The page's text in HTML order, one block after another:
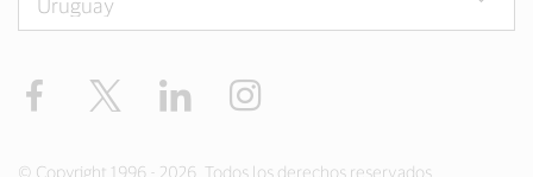
Facebook Twitter LinkedIn